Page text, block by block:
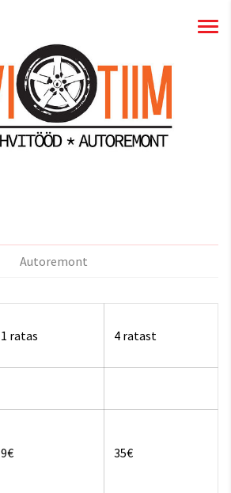
Autoremont
1 ratas 4 ratast
9€ 35€